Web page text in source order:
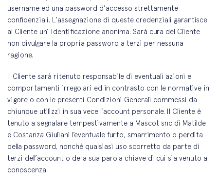
username ed una password d’accesso strettamente
confidenziali. L’assegnazione di queste credenziali garantisce
al Cliente un’ identificazione anonima. Sarà cura del Cliente
non divulgare la propria password a terzi per nessuna
ragione.
Il Cliente sarà ritenuto responsabile di eventuali azioni e
comportamenti irregolari ed in contrasto con le normative in
vigore o con le presenti Condizioni Generali commessi da
chiunque utilizzi in sua vece l’account personale. Il Cliente è
tenuto a segnalare tempestivamente a Mascot snc di Matilde
e Costanza Giuliani l’eventuale furto, smarrimento o perdita
della password, nonché qualsiasi uso scorretto da parte di
terzi dell’account o della sua parola chiave di cui sia venuto a
conoscenza.